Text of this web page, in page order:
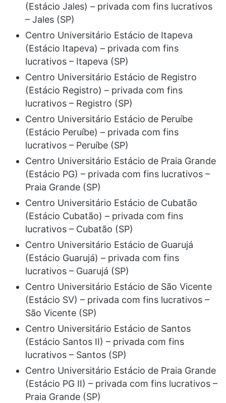
(Estácio Jales) – privada com fins lucrativos
– Jales (SP)
Centro Universitário Estácio de Itapeva
(Estácio Itapeva) – privada com fins
lucrativos – Itapeva (SP)
Centro Universitário Estácio de Registro
(Estácio Registro) – privada com fins
lucrativos – Registro (SP)
Centro Universitário Estácio de Peruíbe
(Estácio Peruíbe) – privada com fins
lucrativos – Peruíbe (SP)
Centro Universitário Estácio de Praia Grande
(Estácio PG) – privada com fins lucrativos –
Praia Grande (SP)
Centro Universitário Estácio de Cubatão
(Estácio Cubatão) – privada com fins
lucrativos – Cubatão (SP)
Centro Universitário Estácio de Guarujá
(Estácio Guarujá) – privada com fins
lucrativos – Guarujá (SP)
Centro Universitário Estácio de São Vicente
(Estácio SV) – privada com fins lucrativos –
São Vicente (SP)
Centro Universitário Estácio de Santos
(Estácio Santos II) – privada com fins
lucrativos – Santos (SP)
Centro Universitário Estácio de Praia Grande
(Estácio PG II) – privada com fins lucrativos –
Praia Grande (SP)